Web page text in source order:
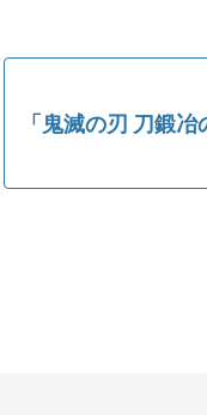
「鬼滅の刃 刀鍛